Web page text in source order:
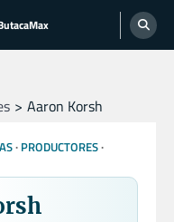
Aaron Korsh
PRODUCTORES